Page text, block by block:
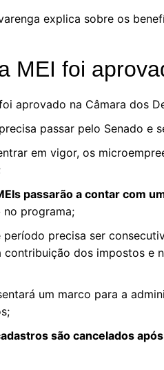
explica sobre os
MEI foi
aprovado na Câmara dos
passar pelo Senado e
em vigor, os
passarão a contar com
no programa;
período precisa ser
contribuição dos impostos e
um marco para a
são cancelados